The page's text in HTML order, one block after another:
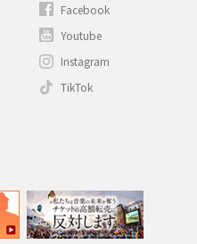
Facebook
Youtube
Instagram
TikTok